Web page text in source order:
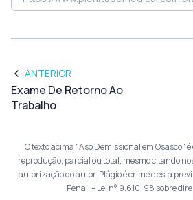
ANTERIOR
Exame De Retorno Ao
Trabalho
O texto acima "Aso Demissional em Osasco"
reprodução, parcial ou total, mesmo citando
autorização do autor. Plágio é crime e está
Penal. –Lei n° 9.610-98 sobre